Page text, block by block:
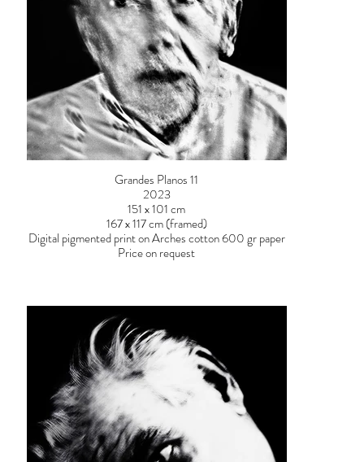
Grandes Planos 11
2023
151 x 101 cm
167 x 117 cm (framed)
Digital pigmented print on Arches cotton 600 gr paper
Price on request